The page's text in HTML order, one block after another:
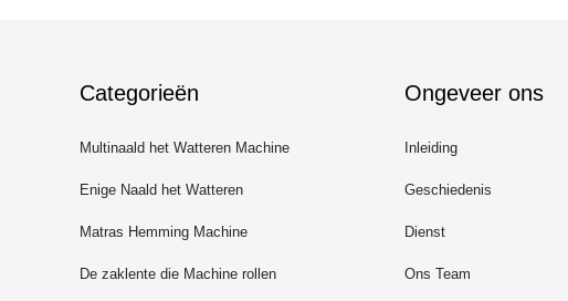
Categorieën
Multinaald het Watteren Machine
Enige Naald het Watteren
Machine
Matras Hemming Machine
De zaklente die Machine rollen
Ongeveer ons
Inleiding
Geschiedenis
Dienst
Ons Team